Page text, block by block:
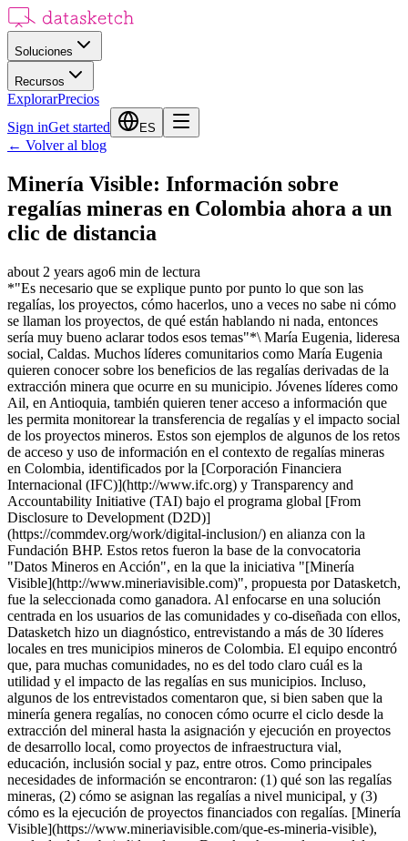
Soluciones
Recursos
ExplorarPrecios
Sign inGet started ES
← Volver al blog
Minería Visible: Información sobre
regalías mineras en Colombia ahora a un
clic de distancia
about 2 years ago6 min de lectura
*"Es necesario que se explique punto por punto lo que son las
regalías, los proyectos, cómo hacerlos, uno a veces no sabe ni cómo
se llaman los proyectos, de qué están hablando ni nada, entonces
sería muy bueno aclarar todos esos temas"*\ María Eugenia, lideresa
social, Caldas. Muchos líderes comunitarios como María Eugenia
quieren conocer sobre los beneficios de las regalías derivadas de la
extracción minera que ocurre en su municipio. Jóvenes líderes como
Ail, en Antioquia, también quieren tener acceso a información que
les permita monitorear la transferencia de regalías y el impacto social
de los proyectos mineros. Estos son ejemplos de algunos de los retos
de acceso y uso de información en el contexto de regalías mineras
en Colombia, identificados por la [Corporación Financiera
Internacional (IFC)](http://www.ifc.org) y Transparency and
Accountability Initiative (TAI) bajo el programa global [From
Disclosure to Development (D2D)]
(https://commdev.org/work/digital-inclusion/) en alianza con la
Fundación BHP. Estos retos fueron la base de la convocatoria
"Datos Mineros en Acción", en la que la iniciativa "[Minería
Visible](http://www.mineriavisible.com)", propuesta por Datasketch,
fue la seleccionada como ganadora. Al enfocarse en una solución
centrada en los usuarios de las comunidades y co-diseñada con ellos,
Datasketch hizo un diagnóstico, entrevistando a más de 30 líderes
locales en tres municipios mineros de Colombia. El equipo encontró
que, para muchas comunidades, no es del todo claro cuál es la
utilidad y el impacto de las regalías en sus municipios. Incluso,
algunos de los entrevistados comentaron que, si bien saben que la
minería genera regalías, no conocen cómo ocurre el ciclo desde la
extracción del mineral hasta la asignación y ejecución en proyectos
de desarrollo local, como proyectos de infraestructura vial,
educación, inclusión social y paz, entre otros. Como principales
necesidades de información se encontraron: (1) qué son las regalías
mineras, (2) cómo se asignan las regalías a nivel municipal, y (3)
cómo es la ejecución de proyectos financiados con regalías. [Minería
Visible](https://www.mineriavisible.com/que-es-mineria-visible),